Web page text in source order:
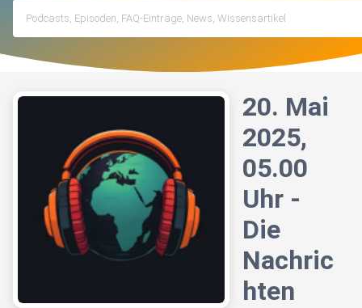
20. Mai
2025,
05.00
Uhr -
Die
Nachric
hten